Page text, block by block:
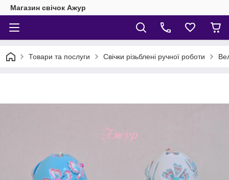
Магазин свічок Ажур
Товари та послуги Свічки різьблені ручної роботи